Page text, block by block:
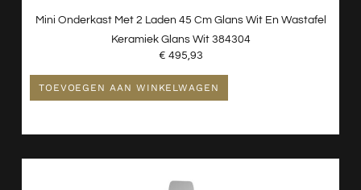
Mini Onderkast Met 2 Laden 45 Cm Glans Wit En Wastafel
Keramiek Glans Wit 384304
€ 495,93
TOEVOEGEN AAN WINKELWAGEN